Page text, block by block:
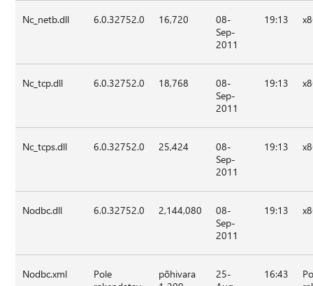
Nc_netb.dll 6.0.32752.0 16,720
08-
Sep-
2011
19:13
Nc_tcp.dll 6.0.32752.0 18,768
08-
Sep-
2011
19:13
Nc_tcps.dll 6.0.32752.0 25,424
08-
Sep-
2011
19:13
Nodbc.dll 6.0.32752.0 2,144,080
08-
Sep-
2011
19:13
Nodbc.xml
Pole
põhivara
25-
16:43